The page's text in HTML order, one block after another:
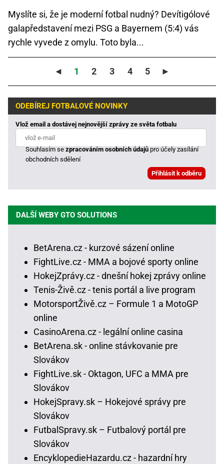
Myslíte si, že je moderní fotbal nudný? Devítigólové
galapředstavení mezi PSG a Bayernem (5:4) vás
rychle vyvede z omylu. Toto byla...
◄ 1 2 3 4 5 ►
ODEBÍREJ FOTBALOVÉ NOVINKY
Vlož email a dostávej nejnovější zprávy ze světa fotbalu
Souhlasím sezpracováním osobních údajůpro účely zasílání
obchodních sdělení
DALŠÍ WEBY GTO SOLUTIONS
BetArena.cz - kurzové sázení online
FightLive.cz - MMA a bojové sporty online
HokejZprávy.cz - dnešní hokej zprávy online
Tenis-Živě.cz - tenis portál a live program
MotorsportŽivě.cz – Formule 1 a MotoGP
online
CasinoArena.cz - legální online casina
BetArena.sk - online stávkovanie pre
Slovákov
FightLive.sk - Oktagon, UFC a MMA pre
Slovákov
HokejSpravy.sk – Hokejové správy pre
Slovákov
FutbalSpravy.sk – Futbalový portál pre
Slovákov
EncyklopedieHazardu.cz - hazardní hry